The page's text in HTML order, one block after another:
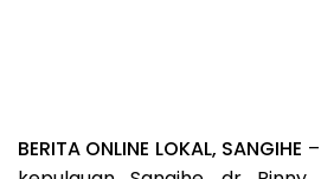
BERITA ONLINE LOKAL, SANGIHE